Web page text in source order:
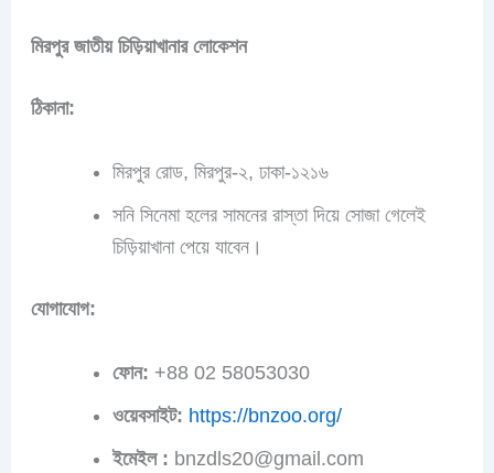
মিরপুর জাতীয় চিড়িয়াখানার লোকেশন
ঠিকানা:
মিরপুর রোড, মিরপুর-২, ঢাকা-১২১৬
সনি সিনেমা হলের সামনের রাস্তা দিয়ে সোজা গেলেই
চিড়িয়াখানা পেয়ে যাবেন।
যোগাযোগ:
ফোন: +88 02 58053030
ওয়েবসাইট: https://bnzoo.org/
ইমেইল : bnzdls20@gmail.com